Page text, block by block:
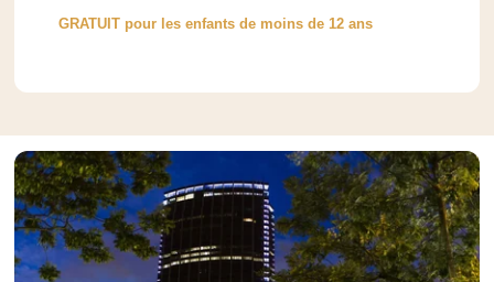
GRATUIT pour les enfants de moins de 12 ans